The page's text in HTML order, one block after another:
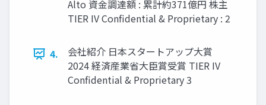
Alto 資金調達額 : 累計約371億円 株主
TIER IV Confidential & Proprietary : 2
4.
会社紹介 日本スタートアップ大賞
2024 経済産業省大臣賞受賞 TIER IV
Confidential & Proprietary 3